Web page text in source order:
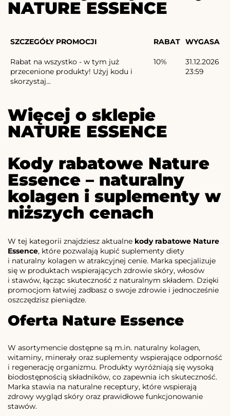
NATURE ESSENCE
SZCZEGÓŁY PROMOCJI RABAT WYGASA
Rabat na wszystko - w tym już
przecenione produkty! Użyj kodu i
skorzystaj...
10%
31.12.2026
23:59
Więcej o sklepie
NATURE ESSENCE
Kody rabatowe Nature
Essence – naturalny
kolagen i suplementy w
niższych cenach
W tej kategorii znajdziesz aktualne kody rabatowe Nature
Essence, które pozwalają kupić suplementy diety
i naturalny kolagen w atrakcyjnej cenie. Marka specjalizuje
się w produktach wspierających zdrowie skóry, włosów
i stawów, łącząc skuteczność z naturalnym składem. Dzięki
promocjom łatwiej zadbasz o swoje zdrowie i jednocześnie
oszczędzisz pieniądze.
Oferta Nature Essence
W asortymencie dostępne są m.in. naturalny kolagen,
witaminy, minerały oraz suplementy wspierające odporność
i regenerację organizmu. Produkty wyróżniają się wysoką
biodostępnością składników, co zapewnia ich skuteczność.
Marka stawia na naturalne receptury, które wspierają
zdrowy wygląd skóry oraz prawidłowe funkcjonowanie
stawów.